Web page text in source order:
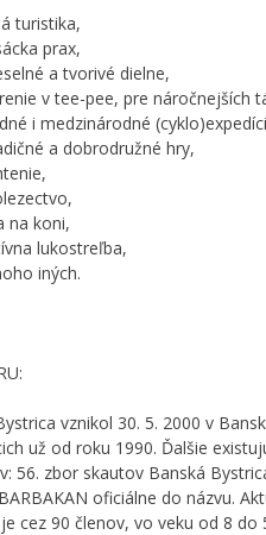
turistika,
prax,
a tvorivé dielne,
v tee-pee, pre náročnejších
i medzinárodné
a dobrodružné hry,
na koni,
lukostreľba,
iných.
vznikol 30. 5. 2000 v
už od roku 1990. Ďalšie
56. zbor skautov Banská
oficiálne do názvu.
cez 90 členov, vo veku od 8 do